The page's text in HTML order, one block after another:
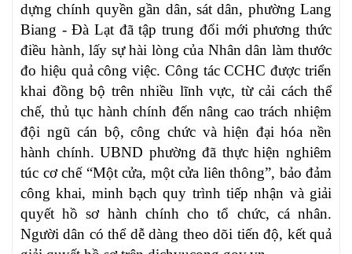
dựng chính quyền gần dân, sát dân, phường Lang
Biang - Đà Lạt đã tập trung đổi mới phương thức
điều hành, lấy sự hài lòng của Nhân dân làm thước
đo hiệu quả công việc. Công tác CCHC được triển
khai đồng bộ trên nhiều lĩnh vực, từ cải cách thể
chế, thủ tục hành chính đến nâng cao trách nhiệm
đội ngũ cán bộ, công chức và hiện đại hóa nền
hành chính. UBND phường đã thực hiện nghiêm
túc cơ chế “Một cửa, một cửa liên thông”, bảo đảm
công khai, minh bạch quy trình tiếp nhận và giải
quyết hồ sơ hành chính cho tổ chức, cá nhân.
Người dân có thể dễ dàng theo dõi tiến độ, kết quả